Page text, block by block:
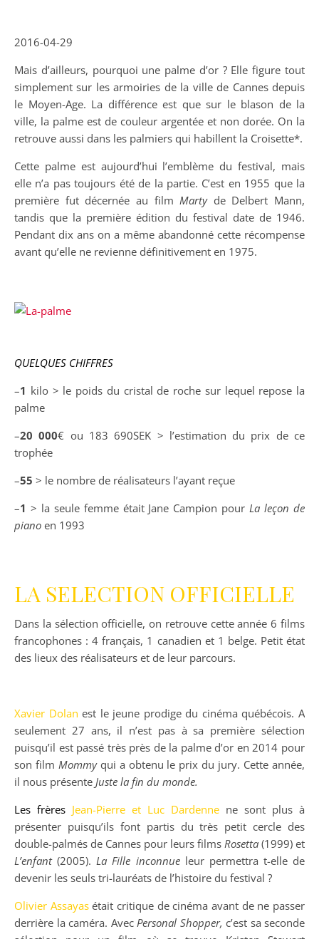
2016-04-29
Mais d’ailleurs, pourquoi une palme d’or ? Elle figure tout
simplement sur les armoiries de la ville de Cannes depuis
le Moyen-Age. La différence est que sur le blason de la
ville, la palme est de couleur argentée et non dorée. On la
retrouve aussi dans les palmiers qui habillent la Croisette*.
Cette palme est aujourd’hui l’emblème du festival, mais
elle n’a pas toujours été de la partie. C’est en 1955 que la
première fut décernée au filmMarty de Delbert Mann,
tandis que la première édition du festival date de 1946.
Pendant dix ans on a même abandonné cette récompense
avant qu’elle ne revienne définitivement en 1975.
QUELQUES CHIFFRES
–1 kilo > le poids du cristal de roche sur lequel repose la
palme
–20 000€ ou 183 690SEK > l’estimation du prix de ce
trophée
–55 > le nombre de réalisateurs l’ayant reçue
–1 > la seule femme était Jane Campion pourLa leçon de
piano en 1993
LA SELECTION OFFICIELLE
Dans la sélection officielle, on retrouve cette année 6 films
francophones : 4 français, 1 canadien et 1 belge. Petit état
des lieux des réalisateurs et de leur parcours.
Xavier Dolan est le jeune prodige du cinéma québécois. A
seulement 27 ans, il n’est pas à sa première sélection
puisqu’il est passé très près de la palme d’or en 2014 pour
son film Mommy qui a obtenu le prix du jury. Cette année,
il nous présente Juste la fin du monde.
Les frères Jean-Pierre et Luc Dardenne ne sont plus à
présenter puisqu’ils font partis du très petit cercle des
double-palmés de Cannes pour leurs films Rosetta (1999) et
L’enfant(2005).La Fille inconnueleur permettra t-elle de
devenir les seuls tri-lauréats de l’histoire du festival ?
Olivier Assayasétait critique de cinéma avant de ne passer
derrière la caméra. Avec Personal Shopper, c’est sa seconde